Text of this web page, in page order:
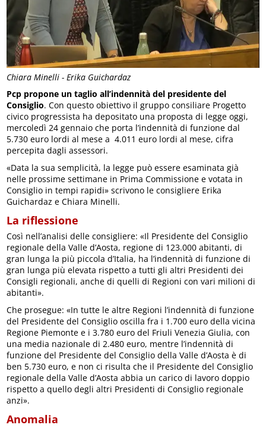
Chiara Minelli - Erika Guichardaz
Pcp propone un taglio all’indennità del presidente del
Consiglio. Con questo obiettivo il gruppo consiliare Progetto
civico progressista ha depositato una proposta di legge oggi,
mercoledì 24 gennaio che porta l’indennità di funzione dal
5.730 euro lordi al mese a 4.011 euro lordi al mese, cifra
percepita dagli assessori.
«Data la sua semplicità, la legge può essere esaminata già
nelle prossime settimane in Prima Commissione e votata in
Consiglio in tempi rapidi» scrivono le consigliere Erika
Guichardaz e Chiara Minelli.
La riflessione
Così nell’analisi delle consigliere: «Il Presidente del Consiglio
regionale della Valle d’Aosta, regione di 123.000 abitanti, di
gran lunga la più piccola d’Italia, ha l’indennità di funzione di
gran lunga più elevata rispetto a tutti gli altri Presidenti dei
Consigli regionali, anche di quelli di Regioni con vari milioni di
abitanti».
Che prosegue: «In tutte le altre Regioni l’indennità di funzione
del Presidente del Consiglio oscilla fra i 1.700 euro della vicina
Regione Piemonte e i 3.780 euro del Friuli Venezia Giulia, con
una media nazionale di 2.480 euro, mentre l’indennità di
funzione del Presidente del Consiglio della Valle d’Aosta è di
ben 5.730 euro, e non ci risulta che il Presidente del Consiglio
regionale della Valle d’Aosta abbia un carico di lavoro doppio
rispetto a quello degli altri Presidenti di Consiglio regionale
anzi».
Anomalia